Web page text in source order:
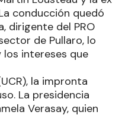
conducción quedó
dirigente del PRO
de Pullaro, lo
intereses que
la impronta
La presidencia
Verasay, quien